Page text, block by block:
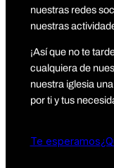
nuestras redes
nuestras
¡Así que no te
cualquiera de
nuestra iglesia
por ti y tus
Te esperamos